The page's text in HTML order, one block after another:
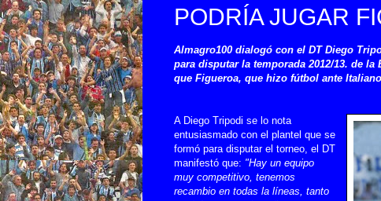
PODRÍA JUGAR
Almagro100 dialogó con el DT Diego
para disputar la temporada 2012/13. de
que Figueroa, que hizo fútbol ante
A Diego Tripodi se lo nota
entusiasmado con el plantel que se
formó para disputar el torneo, el DT
manifestó que: "Hay un equipo
muy competitivo, tenemos
recambio en todas la líneas, tanto